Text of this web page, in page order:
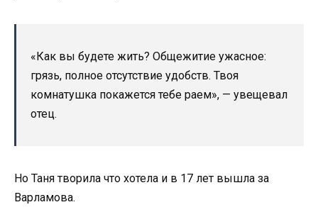
«Как вы будете жить? Общежитие ужасное:
грязь, полное отсутствие удобств. Твоя
комнатушка покажется тебе раем», — увещевал
отец.
Но Таня творила что хотела и в 17 лет вышла за
Варламова.